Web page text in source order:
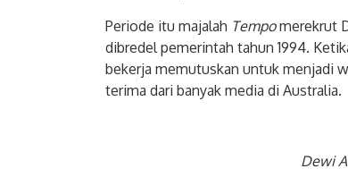
Periode itu majalah Tempomerekrut
dibredel pemerintah tahun 1994.
bekerja memutuskan untuk menjadi
terima dari banyak media di Australia.
Dewi